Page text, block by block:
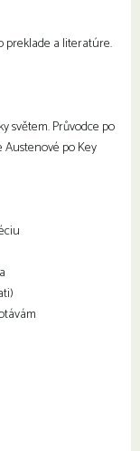
preklade a literatúre.
světem. Průvodce po
po Key